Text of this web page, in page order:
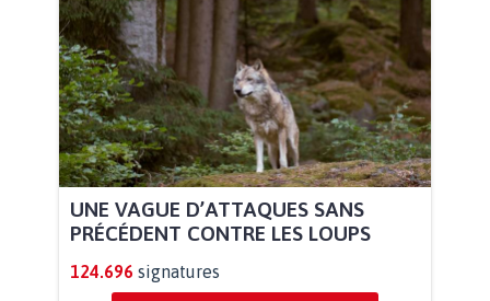
UNE VAGUE D’ATTAQUES SANS
PRÉCÉDENT CONTRE LES LOUPS
124.696 signatures